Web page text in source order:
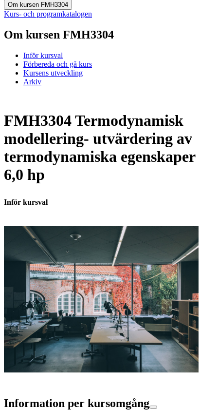
Om kursen FMH3304
Kurs- och programkatalogen
Om kursen FMH3304
Inför kursval
Förbereda och gå kurs
Kursens utveckling
Arkiv
FMH3304 Termodynamisk
modellering- utvärdering av
termodynamiska egenskaper
6,0 hp
Inför kursval
Information per kursomgång